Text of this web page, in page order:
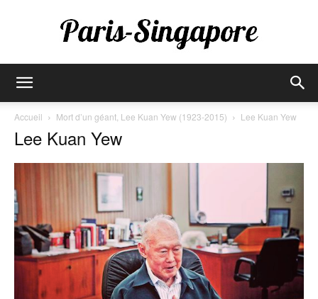
Accueil Mort d’un géant, Lee Kuan Yew (1923-2015) Lee Kuan Yew
Lee Kuan Yew